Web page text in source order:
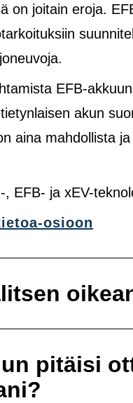
on joitain eroja.
EFB-
akun
aina mahdollista
, EFB- ja xEV-
osioon
pitäisi